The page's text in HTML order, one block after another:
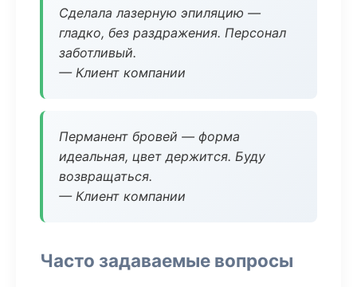
Сделала лазерную эпиляцию —
гладко, без раздражения. Персонал
заботливый.
— Клиент компании
Перманент бровей — форма
идеальная, цвет держится. Буду
возвращаться.
— Клиент компании
Часто задаваемые вопросы